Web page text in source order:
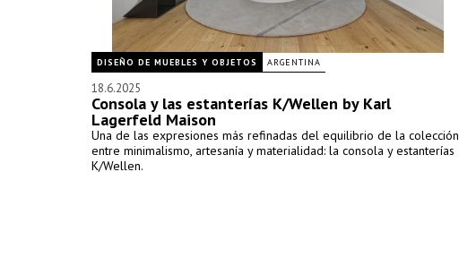
DISEÑO DE MUEBLES Y OBJETOS ARGENTINA
18.6.2025
Consola y las estanterías K/Wellen by Karl
Lagerfeld Maison
Una de las expresiones más refinadas del equilibrio de la colección
entre minimalismo, artesanía y materialidad: la consola y estanterías
K/Wellen.